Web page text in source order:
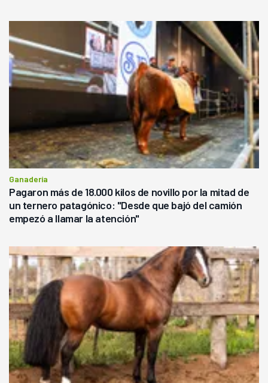
Ganadería
Pagaron más de 18.000 kilos de novillo por la mitad de
un ternero patagónico: "Desde que bajó del camión
empezó a llamar la atención"